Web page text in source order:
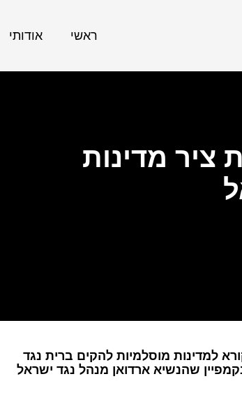
ראשי אודותי
ציר מדינות
למדינות מוסלמיות להקים ברית נגד
שהנשיא ארדואן מנהל נגד ישראל